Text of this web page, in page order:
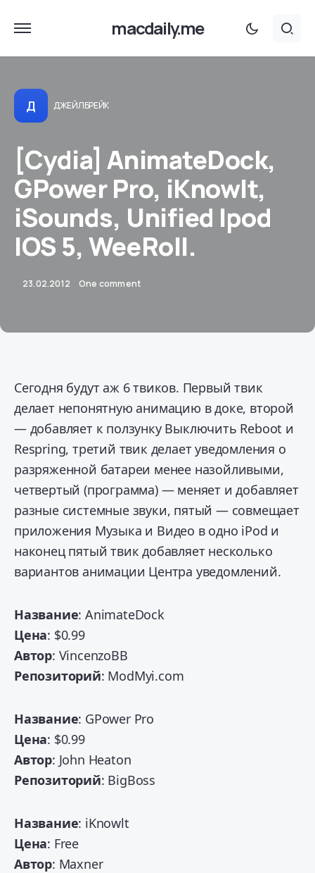
macdaily.me
Д ДЖЕЙЛБРЕЙК
[Cydia] AnimateDock,
GPower Pro, iKnowlt,
iSounds, Unified Ipod
IOS 5, WeeRoll.
23.02.2012 One comment
Сегодня будут аж 6 твиков. Первый твик
делает непонятную анимацию в доке, второй
— добавляет к ползунку Выключить Reboot и
Respring, третий твик делает уведомления о
разряженной батареи менее назойливыми,
четвертый (программа) — меняет и добавляет
разные системные звуки, пятый — совмещает
приложения Музыка и Видео в одно iPod и
наконец пятый твик добавляет несколько
вариантов анимации Центра уведомлений.
Название: AnimateDock
Цена: $0.99
Автор: VincenzoBB
Репозиторий: ModMyi.com
Название: GPower Pro
Цена: $0.99
Автор: John Heaton
Репозиторий: BigBoss
Название: iKnowlt
Цена: Free
Автор: Maxner